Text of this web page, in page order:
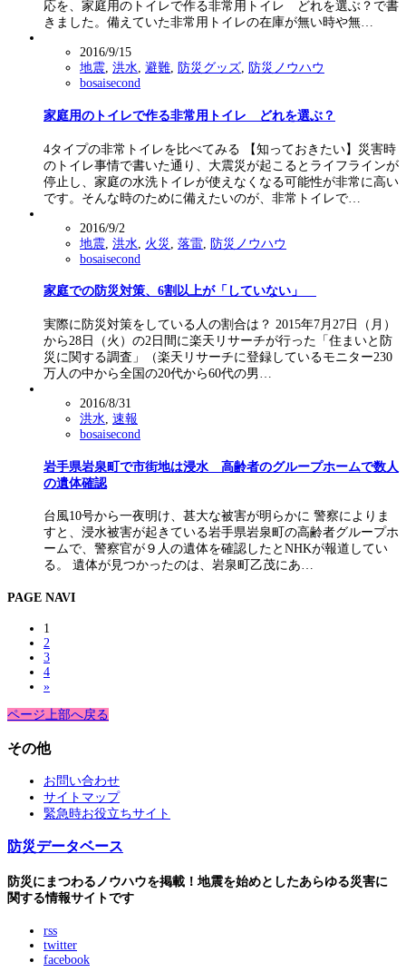
応を、家庭用のトイレで作る非常用トイレ どれを選ぶ？で書
きました。備えていた非常用トイレの在庫が無い時や無…
2016/9/15
地震, 洪水, 避難, 防災グッズ, 防災ノウハウ
bosaisecond
家庭用のトイレで作る非常用トイレ どれを選ぶ？
4タイプの非常トイレを比べてみる 【知っておきたい】災害時
のトイレ事情で書いた通り、大震災が起こるとライフラインが
停止し、家庭の水洗トイレが使えなくなる可能性が非常に高い
です。そんな時のために備えたいのが、非常トイレで…
2016/9/2
地震 洪水 火災 落雷 防災ノウハウ
bosaisecond
家庭での防災対策、6割以上が「していない」
実際に防災対策をしている人の割合は？ 2015年7月27日（月）
から28日（火）の2日間に楽天リサーチが行った「住まいと防
災に関する調査」（楽天リサーチに登録しているモニター230
万人の中から全国の20代から60代の男…
2016/8/31
洪水 速報
bosaisecond
岩手県岩泉町で市街地は浸水 高齢者のグループホームで数人
の遺体確認
台風10号から一夜明け、甚大な被害が明らかに 警察によりま
すと、浸水被害が起きている岩手県岩泉町の高齢者グループホ
ームで、警察官が９人の遺体を確認したとNHKが報道してい
る。 遺体が見つかったのは、岩泉町乙茂にあ…
PAGE NAVI
1
2
3
4
»
ページ上部へ戻る
その他
お問い合わせ
サイトマップ
緊急時お役立ちサイト
防災データベース
防災にまつわるノウハウを掲載！地震を始めとしたあらゆる災害に
関する情報サイトです
rss
twitter
facebook